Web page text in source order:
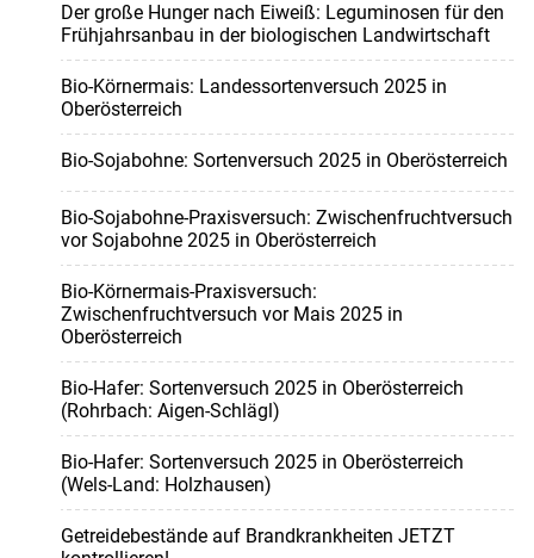
Der große Hunger nach Eiweiß: Leguminosen für den
Frühjahrsanbau in der biologischen Landwirtschaft
Bio-Körnermais: Landessortenversuch 2025 in
Oberösterreich
Bio-Sojabohne: Sortenversuch 2025 in Oberösterreich
Bio-Sojabohne-Praxisversuch: Zwischenfruchtversuch
vor Sojabohne 2025 in Oberösterreich
Bio-Körnermais-Praxisversuch:
Zwischenfruchtversuch vor Mais 2025 in
Oberösterreich
Bio-Hafer: Sortenversuch 2025 in Oberösterreich
(Rohrbach: Aigen-Schlägl)
Bio-Hafer: Sortenversuch 2025 in Oberösterreich
(Wels-Land: Holzhausen)
Getreidebestände auf Brandkrankheiten JETZT